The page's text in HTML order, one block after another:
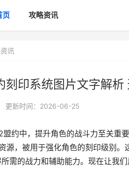
页 攻略资讯
讯
刻印系统图片文字解析
更新时间：2026-06-25
约中，提升角色的战斗力至关重
源，被用于强化角色的刻印级别。
所需的战力和辅助能力。现在让我